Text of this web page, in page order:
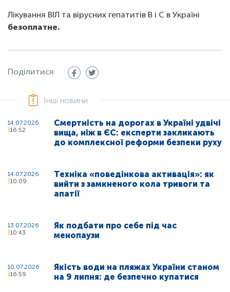
Лікування ВІЛ та вірусних гепатитів В і С в Україні
безоплатне.
Поділитися
Інші новини
14.07.2026
16:52
Смертність на дорогах в Україні удвічі
вища, ніж в ЄС: експерти закликають
до комплексної реформи безпеки руху
14.07.2026
10:09
Техніка «поведінкова активація»: як
вийти з замкненого кола тривоги та
апатії
13.07.2026
10:43
Як подбати про себе під час
менопаузи
10.07.2026
16:59
Якість води на пляжах України станом
на 9 липня: де безпечно купатися